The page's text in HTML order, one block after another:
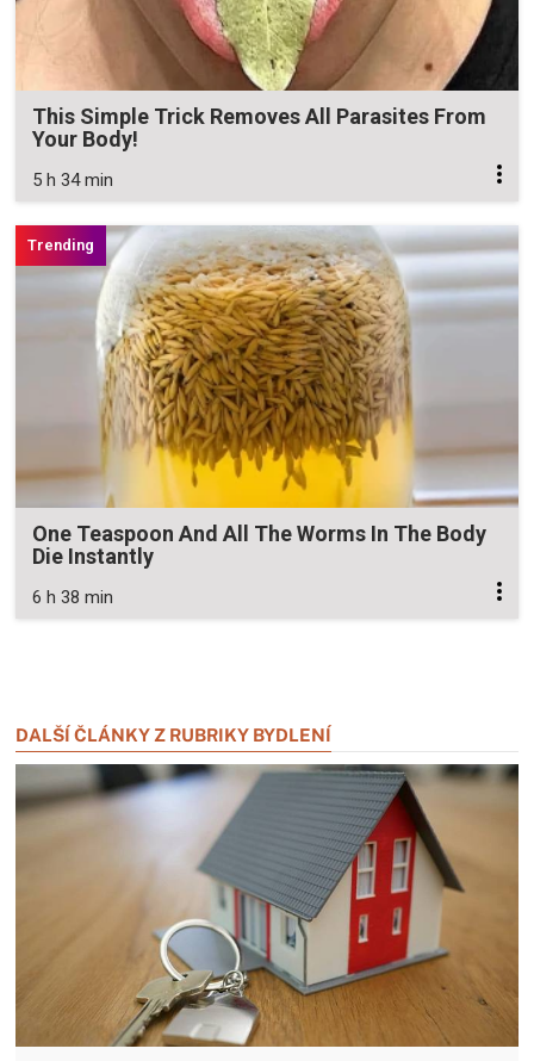
This Simple Trick Removes All Parasites From
Your Body!
5 h 34 min
One Teaspoon And All The Worms In The Body
Die Instantly
6 h 38 min
DALŠÍ ČLÁNKY Z RUBRIKY BYDLENÍ